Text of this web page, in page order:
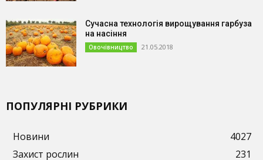
Сучасна технологія вирощування гарбуза
на насіння
Овочівництво 21.05.2018
ПОПУЛЯРНІ РУБРИКИ
Новини
4027
Захист рослин
231